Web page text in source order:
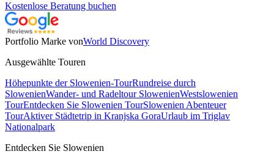
Kostenlose Beratung buchen
Portfolio Marke vonWorld Discovery
Ausgewählte Touren
Höhepunkte der Slowenien-TourRundreise durch
SlowenienWander- und Radeltour SlowenienWestslowenien
TourEntdecken Sie Slowenien TourSlowenien Abenteuer
TourAktiver Städtetrip in Kranjska GoraUrlaub im Triglav
Nationalpark
Entdecken Sie Slowenien